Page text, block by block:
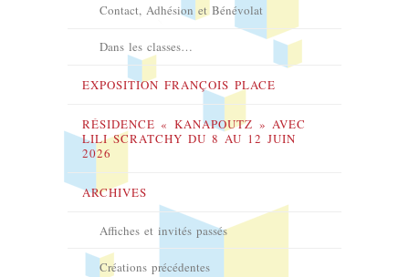
Contact, Adhésion et Bénévolat
Dans les classes…
EXPOSITION FRANÇOIS PLACE
RÉSIDENCE « KANAPOUTZ » AVEC
LILI SCRATCHY DU 8 AU 12 JUIN
2026
ARCHIVES
Affiches et invités passés
Créations précédentes